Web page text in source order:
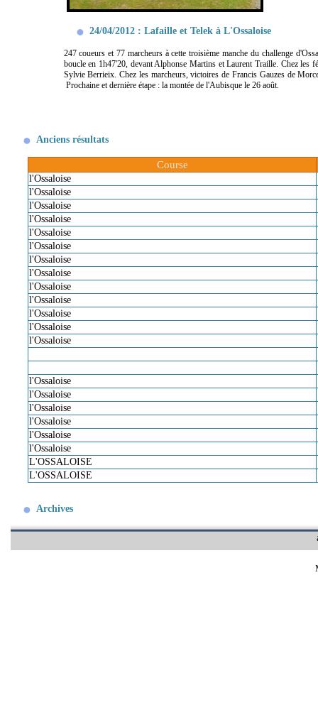
24/04/2012 : Lafaille et Telek à L'Ossaloise
247 coueurs et 77 marcheurs à cette troisième manche du challenge
boucle en 1h47'20, devant Alphonse Martins et Laurent Traille. Chez les
Sylvie Berrieix. Chez les marcheurs, victoires de Francis Gauzes de
Prochaine et dernière étape : la montée de l'Aubisque le 26 août.
Anciens résultats
Course
l'Ossaloise
l'Ossaloise
l'Ossaloise
l'Ossaloise
l'Ossaloise
l'Ossaloise
l'Ossaloise
l'Ossaloise
l'Ossaloise
l'Ossaloise
l'Ossaloise
l'Ossaloise
l'Ossaloise
l'Ossaloise
l'Ossaloise
l'Ossaloise
l'Ossaloise
l'Ossaloise
l'Ossaloise
L'OSSALOISE
L'OSSALOISE
Archives